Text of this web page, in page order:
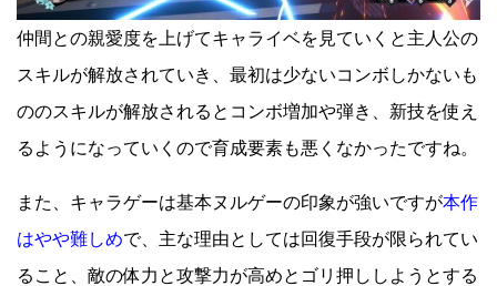
仲間との親愛度を上げてキャライベを見ていくと主人公の
スキルが解放されていき、最初は少ないコンボしかないも
ののスキルが解放されるとコンボ増加や弾き、新技を使え
るようになっていくので育成要素も悪くなかったですね。
また、キャラゲーは基本ヌルゲーの印象が強いですが本作
はやや難しめで、主な理由としては回復手段が限られてい
ること、敵の体力と攻撃力が高めとゴリ押ししようとする